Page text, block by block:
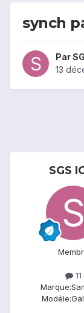
synch
Par
13
SGS
11
Marque:
Modèle: